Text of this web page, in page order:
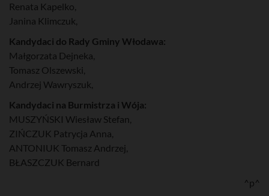
Renata Kapelko,
Janina Klimczuk,
Kandydaci do Rady Gminy Włodawa:
Małgorzata Dejneka,
Tomasz Olszewski,
Andrzej Wawryszuk,
Kandydaci na Burmistrza i Wója:
MUSZYŃSKI Wiesław Stefan,
ZIŃCZUK Patrycja Anna,
ANTONIUK Tomasz Andrzej,
BŁASZCZUK Bernard
^p^